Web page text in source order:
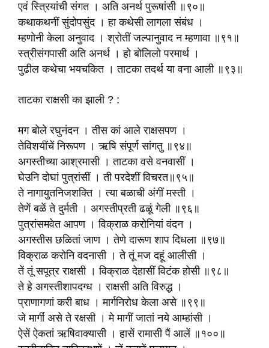
एवं स्त्रियांची संगत । अति अनर्थ पुरूषांसी ॥९०॥
कथाकथनीं सुंदोपसुंद । हा कथेसी लागला संबंध ।
म्हणोनी केला अनुवाद । श्रोतीं जल्पानुवाद न म्हणावा ॥९१॥
स्त्रीसंगपासी अति अनर्थ । हो बोलिलो परमार्थ ।
पुढील कथेचा भयचकित । ताटका तदर्थ या वना आली ॥९३॥
ताटका राक्षसी का झाली ? :
मग बोले रघुनंदन । तीस कां आले राक्षसपण ।
तेविशयींचें निरूपण । ऋषि संपूर्ण सांगतु ॥९४॥
अगस्तीच्या आश्रमासी । ताटका वसे वनवासीं ।
घेउनि दोघां पुत्रांसीं । ती परदेशीं विचरत॥९५॥
ते नागायुतनिजशक्ति । त्या बळाची अंगीं मस्ती ।
तेणें बळें ते दुर्मती । अगस्तीप्रती ढळूं गेली ॥९६॥
पुत्रांसमवेत आपण । विक्राळ करोनियां वंदन ।
अगस्तीस छळितां जाण । तेणे दारूण शाप दिधला ॥९७॥
विक्राळ करोनि वदनासी । ते तूं मज दहूं आलीसी ।
तें तूं सपूत्र राक्षसी । विक्राळ देहासीं विटंक होसी ॥९८॥
ते हे अगस्तीशापदग्ध । राक्षसी अति विरुद्ध ।
प्राणागणां करी बाध । मार्गनिरोध केला असे ॥९९॥
जे मार्गीं असे ते रक्षसी । मे मागीं जातां नये आम्हांसी ।
ऐसें ऐकतां ऋषिवाक्यासी । हासें रामासी पैं आलें ॥१००॥